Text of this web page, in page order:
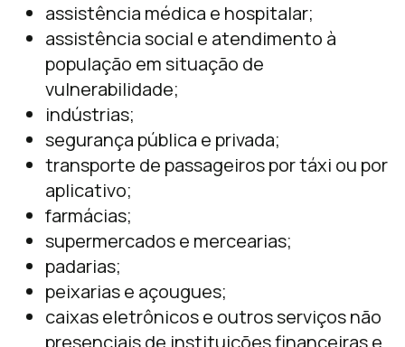
assistência médica e hospitalar;
assistência social e atendimento à
população em situação de
vulnerabilidade;
indústrias;
segurança pública e privada;
transporte de passageiros por táxi ou por
aplicativo;
farmácias;
supermercados e mercearias;
padarias;
peixarias e açougues;
caixas eletrônicos e outros serviços não